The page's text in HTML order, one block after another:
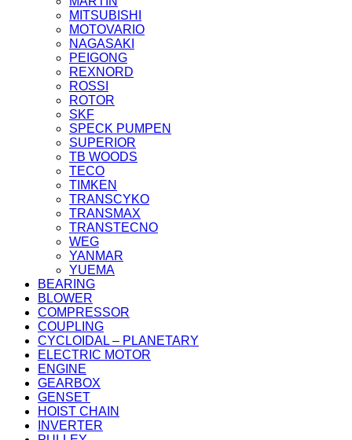
MITSUBISHI
MOTOVARIO
NAGASAKI
PEIGONG
REXNORD
ROSSI
ROTOR
SKF
SPECK PUMPEN
SUPERIOR
TB WOODS
TECO
TIMKEN
TRANSCYKO
TRANSMAX
TRANSTECNO
WEG
YANMAR
YUEMA
BEARING
BLOWER
COMPRESSOR
COUPLING
CYCLOIDAL – PLANETARY
ELECTRIC MOTOR
ENGINE
GEARBOX
GENSET
HOIST CHAIN
INVERTER